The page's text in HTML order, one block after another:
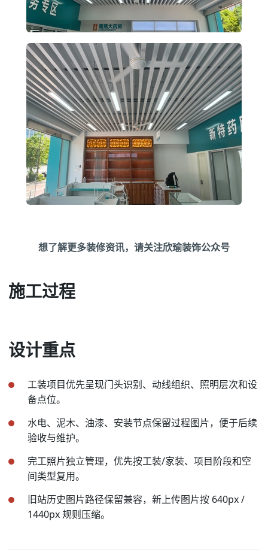
想了解更多装修资讯，请关注欣瑜装饰公众号
施工过程
设计重点
工装项目优先呈现门头识别、动线组织、照明层次和设
备点位。
水电、泥木、油漆、安装节点保留过程图片，便于后续
验收与维护。
完工照片独立管理，优先按工装/家装、项目阶段和空
间类型复用。
旧站历史图片路径保留兼容，新上传图片按 640px /
1440px 规则压缩。